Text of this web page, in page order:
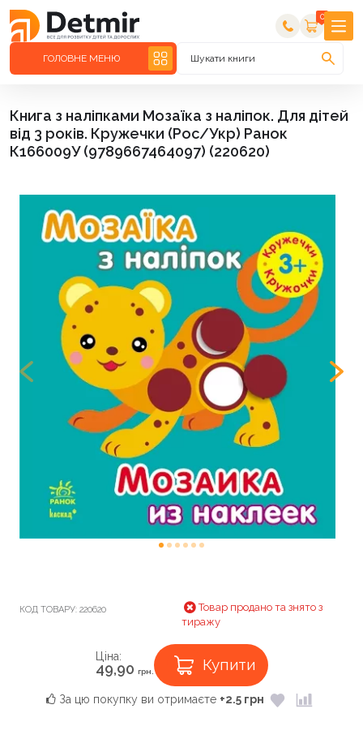
0
ГОЛОВНЕ МЕНЮ Шукати книги
Книга з наліпками Мозаїка з наліпок. Для дітей
від 3 років. Кружечки (Рос/Укр) Ранок
К166009У (9789667464097) (220620)
КОД ТОВАРУ: 220620
Товар продано та знято з
тиражу
Ціна:
49,90 грн. Купити
За цю покупку ви отримаєте +2.5 грн